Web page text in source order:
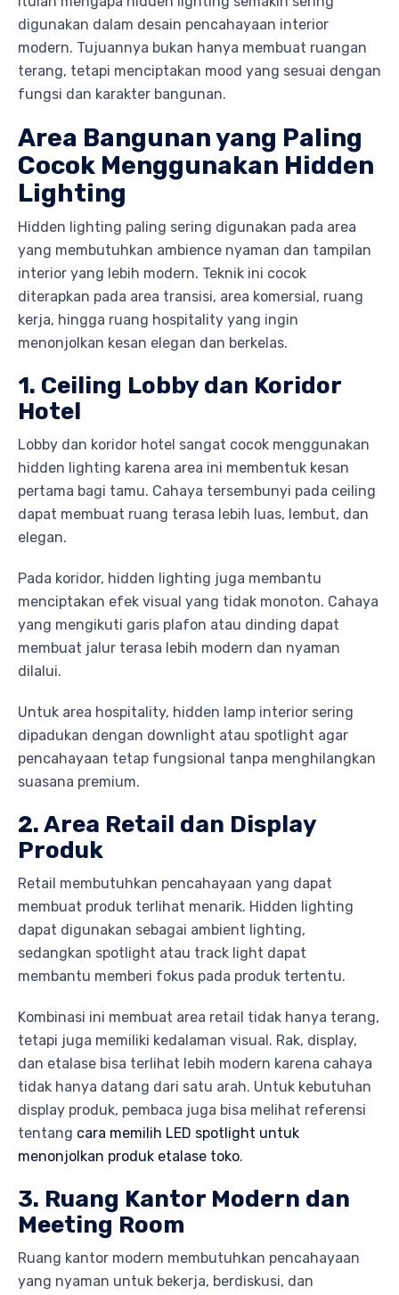
digunakan dalam desain pencahayaan interior
modern. Tujuannya bukan hanya membuat ruangan
terang, tetapi menciptakan mood yang sesuai dengan
fungsi dan karakter bangunan.
Area Bangunan yang Paling
Cocok Menggunakan Hidden
Lighting
Hidden lighting paling sering digunakan pada area
yang membutuhkan ambience nyaman dan tampilan
interior yang lebih modern. Teknik ini cocok
diterapkan pada area transisi, area komersial, ruang
kerja, hingga ruang hospitality yang ingin
menonjolkan kesan elegan dan berkelas.
1. Ceiling Lobby dan Koridor
Hotel
Lobby dan koridor hotel sangat cocok menggunakan
hidden lighting karena area ini membentuk kesan
pertama bagi tamu. Cahaya tersembunyi pada ceiling
dapat membuat ruang terasa lebih luas, lembut, dan
elegan.
Pada koridor, hidden lighting juga membantu
menciptakan efek visual yang tidak monoton. Cahaya
yang mengikuti garis plafon atau dinding dapat
membuat jalur terasa lebih modern dan nyaman
dilalui.
Untuk area hospitality, hidden lamp interior sering
dipadukan dengan downlight atau spotlight agar
pencahayaan tetap fungsional tanpa menghilangkan
suasana premium.
2. Area Retail dan Display
Produk
Retail membutuhkan pencahayaan yang dapat
membuat produk terlihat menarik. Hidden lighting
dapat digunakan sebagai ambient lighting,
sedangkan spotlight atau track light dapat
membantu memberi fokus pada produk tertentu.
Kombinasi ini membuat area retail tidak hanya terang,
tetapi juga memiliki kedalaman visual. Rak, display,
dan etalase bisa terlihat lebih modern karena cahaya
tidak hanya datang dari satu arah. Untuk kebutuhan
display produk, pembaca juga bisa melihat referensi
tentang cara memilih LED spotlight untuk
menonjolkan produk etalase toko.
3. Ruang Kantor Modern dan
Meeting Room
Ruang kantor modern membutuhkan pencahayaan
yang nyaman untuk bekerja, berdiskusi, dan